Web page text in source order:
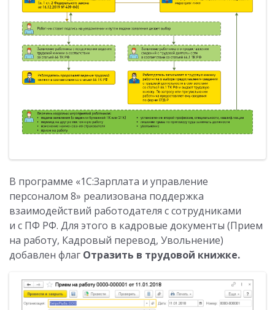
В программе «1С:Зарплата и управление
персоналом 8» реализована поддержка
взаимодействий работодателя с сотрудниками
и с ПФ РФ. Для этого в кадровые документы (Прием
на работу, Кадровый перевод, Увольнение)
добавлен флаг Отразить в трудовой книжке.